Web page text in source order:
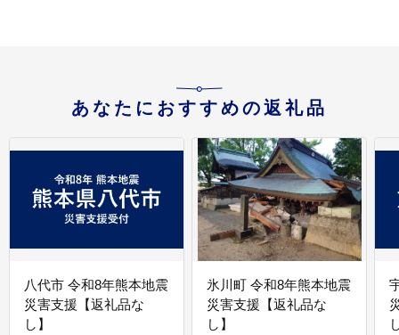
あなたにおすすめの返礼品
八代市 令和8年熊本地震
災害支援【返礼品な
し】
氷川町 令和8年熊本地震
災害支援【返礼品な
し】